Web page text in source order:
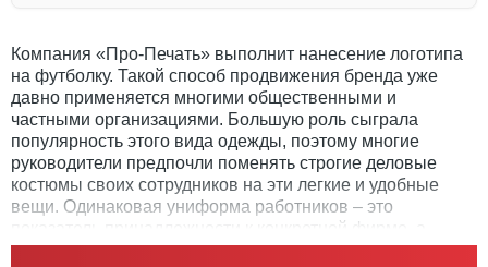
Компания «Про-Печать» выполнит нанесение логотипа
на футболку. Такой способ продвижения бренда уже
давно применяется многими общественными и
частными организациями. Большую роль сыграла
популярность этого вида одежды, поэтому многие
руководители предпочли поменять строгие деловые
костюмы своих сотрудников на эти легкие и удобные
вещи. Одинаковая униформа работников – это
показатель принадлежности к конкретной фирме, а
значит – отличная реклама.